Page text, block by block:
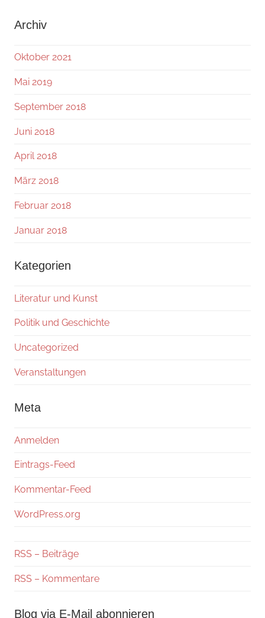
Archiv
Oktober 2021
Mai 2019
September 2018
Juni 2018
April 2018
März 2018
Februar 2018
Januar 2018
Kategorien
Literatur und Kunst
Politik und Geschichte
Uncategorized
Veranstaltungen
Meta
Anmelden
Eintrags-Feed
Kommentar-Feed
WordPress.org
RSS – Beiträge
RSS – Kommentare
Blog via E-Mail abonnieren